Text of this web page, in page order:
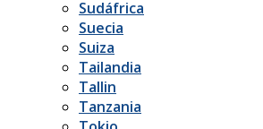
Sudáfrica
Suecia
Suiza
Tailandia
Tallin
Tanzania